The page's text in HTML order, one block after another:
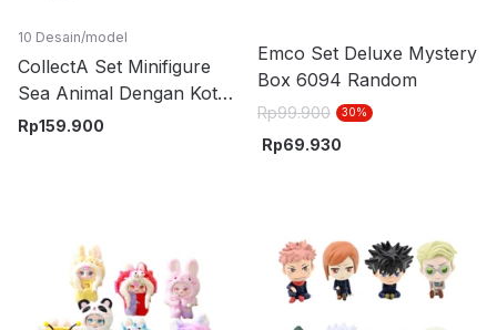
10 Desain/model
CollectA Set Minifigure
Sea Animal Dengan Kotak
Penyimpanan V1 - Mix
Rp159.900
Emco Set Deluxe Mystery
Box 6094 Random
Rp99.900 30%
Rp69.930